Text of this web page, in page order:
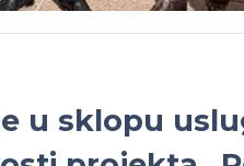
u sklopu